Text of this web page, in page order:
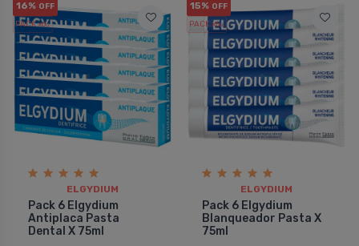
16% OFF
PACK x6u.
ELGYDIUM
Pack 6 Elgydium
Antiplaca Pasta
Dental X 75ml
15% OFF
PACK x6u.
ELGYDIUM
Pack 6 Elgydium
Blanqueador Pasta X
75ml